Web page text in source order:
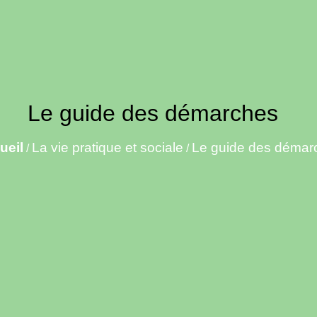
Le guide des démarches
/ La vie pratique et sociale / Le guide des